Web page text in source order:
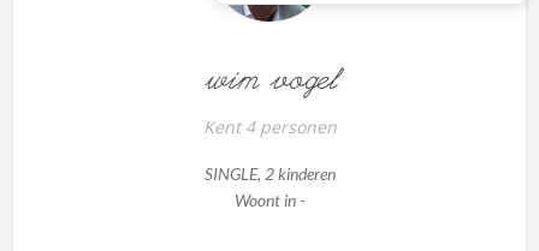
wim vogel
Kent 4 personen
SINGLE, 2 kinderen
Woont in -